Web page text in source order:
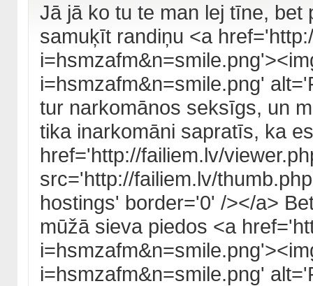
Jā jā ko tu te man lej tīne,
samuķīt randiņu <a
i=hsmzafm&n=smile.png'
tur narkomānos seksīgs, un
tika inarkomāni sapratīs, ka
href='http://failiem.lv/
src='http://failiem.lv/
hostings' border='0' /></a>
mūžā sieva piedos <a
i=hsmzafm&n=smile.png'